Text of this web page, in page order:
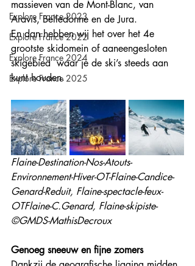
Explore France 2023
Explore France 2022
Explore France 2024
Explore France 2025
massieven van de Mont-Blanc, van
Aravis, Belledonne en de Jura.
En dan hebben wij het over het 4e
grootste skidomein of aaneengesloten
skigebied  waar je de ski’s steeds aan
kunt houden.
Flaine-Destination-Nos-Atouts-
Environnement-Hiver-OT-Flaine-Candice-
Genard-Reduit, Flaine-spectacle-feux-
OTFlaine-C.Genard, Flaine-skipiste-
©GMDS-MathisDecroux
Genoeg sneeuw en fijne zomers